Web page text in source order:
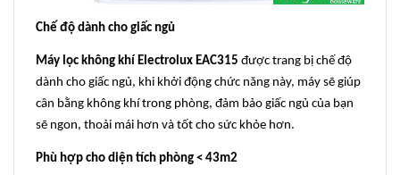
Chế độ dành cho giấc ngủ
Máy lọc không khí Electrolux EAC315 được trang bị chế độ
dành cho giấc ngủ, khi khởi động chức năng này, máy sẽ giúp
cân bằng không khí trong phòng, đảm bảo giấc ngủ của bạn
sẽ ngon, thoải mái hơn và tốt cho sức khỏe hơn.
Phù hợp cho diện tích phòng < 43m2